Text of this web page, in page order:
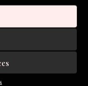
tes yeux
demain
au ponton,